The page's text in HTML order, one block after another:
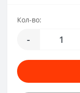
Кол-во:
-